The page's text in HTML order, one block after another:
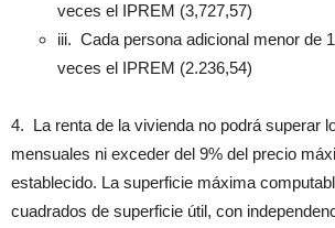
veces el IPREM (3,727,57)
iii. Cada persona adicional menor de
veces el IPREM (2.236,54)
4. La renta de la vivienda no podrá superar
mensuales ni exceder del 9% del precio
establecido. La superficie máxima
cuadrados de superficie útil, con